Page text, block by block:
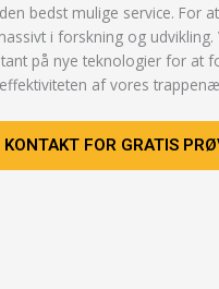
bedst mulige service. For
i forskning og
på nye teknologier for at
af vores
KONTAKT FOR GRATIS